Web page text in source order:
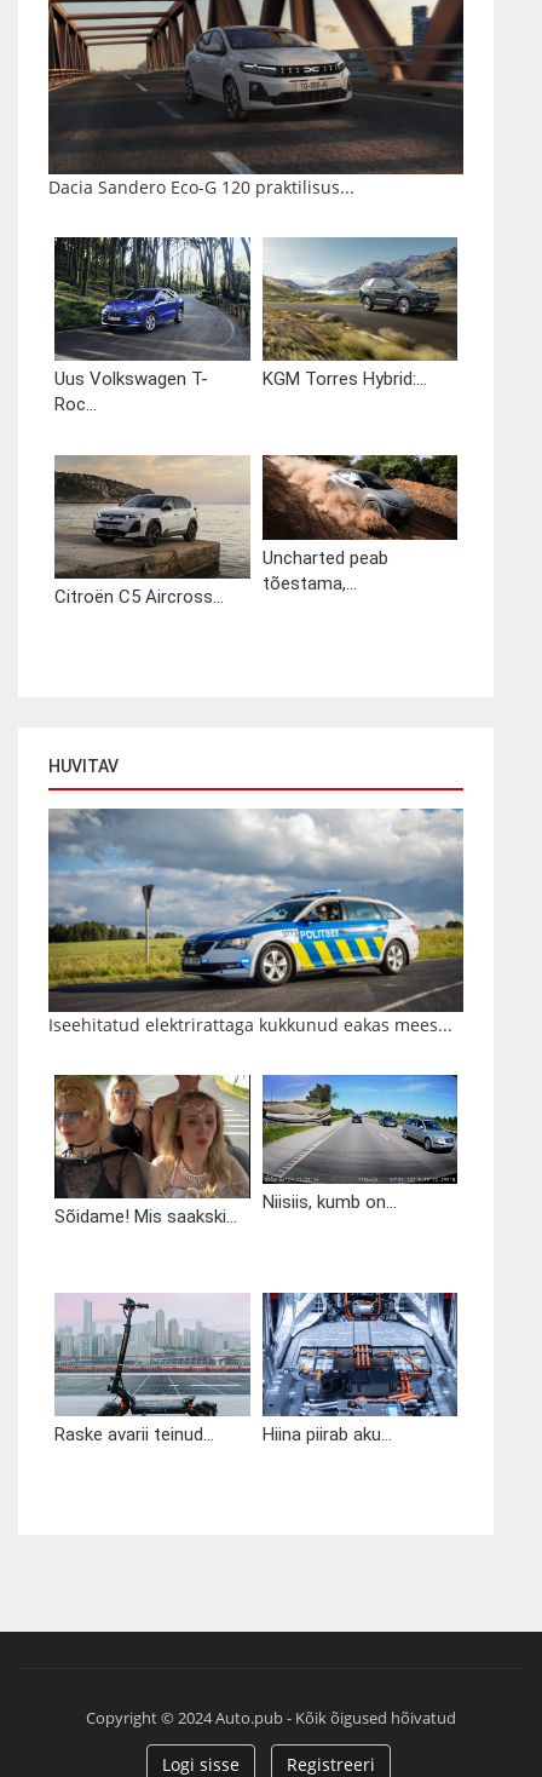
Dacia Sandero Eco-G 120 praktilisus...
Uus Volkswagen T-
Roc...
KGM Torres Hybrid:...
Citroën C5 Aircross...
Uncharted peab
tõestama,...
HUVITAV
Iseehitatud elektrirattaga kukkunud eakas mees...
Sõidame! Mis saakski...
Niisiis, kumb on...
Raske avarii teinud... Hiina piirab aku...
Copyright © 2024 Auto.pub - Kõik õigused hõivatud
Logi sisse Registreeri